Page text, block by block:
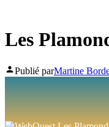
Les
Publié parMartine